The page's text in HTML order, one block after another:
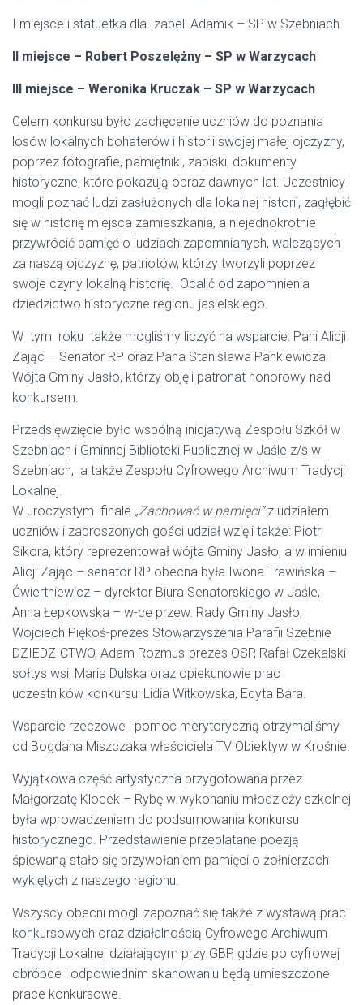
I miejsce i statuetka dla Izabeli Adamik – SP w Szebniach
II miejsce – Robert Poszelężny – SP w Warzycach
III miejsce – Weronika Kruczak – SP w Warzycach
Celem konkursu było zachęcenie uczniów do poznania
losów lokalnych bohaterów i historii swojej małej ojczyzny,
poprzez fotografie, pamiętniki, zapiski, dokumenty
historyczne, które pokazują obraz dawnych lat. Uczestnicy
mogli poznać ludzi zasłużonych dla lokalnej historii, zagłębić
się w historię miejsca zamieszkania, a niejednokrotnie
przywrócić pamięć o ludziach zapomnianych, walczących
za naszą ojczyznę, patriotów, którzy tworzyli poprzez
swoje czyny lokalną historię. Ocalić od zapomnienia
dziedzictwo historyczne regionu jasielskiego.
W tym roku także mogliśmy liczyć na wsparcie: Pani Alicji
Zając – Senator RP oraz Pana Stanisława Pankiewicza
Wójta Gminy Jasło, którzy objęli patronat honorowy nad
konkursem.
Przedsięwzięcie było wspólną inicjatywą Zespołu Szkół w
Szebniach i Gminnej Biblioteki Publicznej w Jaśle z/s w
Szebniach, a także Zespołu Cyfrowego Archiwum Tradycji
Lokalnej.
W uroczystym finale „Zachować w pamięci”z udziałem
uczniów i zaproszonych gości udział wzięli także: Piotr
Sikora, który reprezentował wójta Gminy Jasło, a w imieniu
Alicji Zając – senator RP obecna była Iwona Trawińska –
Ćwiertniewicz – dyrektor Biura Senatorskiego w Jaśle,
Anna Łepkowska – w-ce przew. Rady Gminy Jasło,
Wojciech Piękoś-prezes Stowarzyszenia Parafii Szebnie
DZIEDZICTWO, Adam Rozmus-prezes OSP, Rafał Czekalski-
sołtys wsi, Maria Dulska oraz opiekunowie prac
uczestników konkursu: Lidia Witkowska, Edyta Bara.
Wsparcie rzeczowe i pomoc merytoryczną otrzymaliśmy
od Bogdana Miszczaka właściciela TV Obiektyw w Krośnie.
Wyjątkowa część artystyczna przygotowana przez
Małgorzatę Klocek – Rybę w wykonaniu młodzieży szkolnej
była wprowadzeniem do podsumowania konkursu
historycznego. Przedstawienie przeplatane poezją
śpiewaną stało się przywołaniem pamięci o żołnierzach
wyklętych z naszego regionu.
Wszyscy obecni mogli zapoznać się także z wystawą prac
konkursowych oraz działalnością Cyfrowego Archiwum
Tradycji Lokalnej działającym przy GBP, gdzie po cyfrowej
obróbce i odpowiednim skanowaniu będą umieszczone
prace konkursowe.